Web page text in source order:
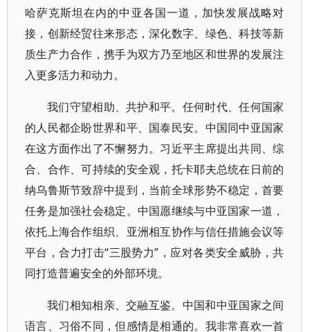
哈萨克斯坦在内的中亚各国一道，加快发展战略对
接，创新经贸往来形态，深化数字、绿色、科技等新
质生产力合作，携手为双方乃至地区和世界的发展注
入更多活力和动力。
我们守望相助、共护和平。任何时代、任何国家
的人民都企盼世界和平、国泰民安。中国同中亚国家
在这方面作出了不懈努力。习近平主席提出共同、综
合、合作、可持续的安全观，托卡耶夫总统在日前的
纳乌鲁斯节致辞中提到，当前全球形势不稳定，首要
任务是加强社会稳定。中国愿继续与中亚国家一道，
依托上海合作组织、亚洲相互协作与信任措施会议等
平台，合力打击“三股势力”，应对各类安全威胁，共
同打造普遍安全的外部环境。
我们相知相亲、交融互鉴。中国和中亚国家之间
语言、习俗不同，但感情是相通的。我非常喜欢一首